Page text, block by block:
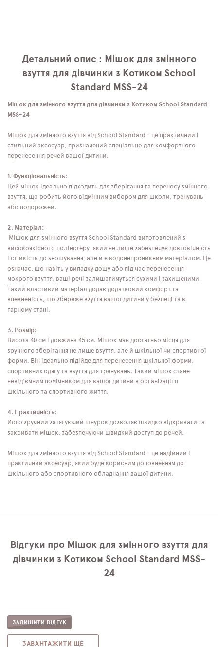
Детальний опис : Мішок для змінного
взуття для дівчинки з Котиком School
Standard MSS-24
Мішок для змінного взуття для дівчинки з Котиком School Standard
MSS-24
Мішок для змінного взуття від School Standard - це практичний і
стильний аксесуар, призначений спеціально для комфортного
перенесення речей вашої дитини.
1. Функціональність:
Цей мішок ідеально підходить для зберігання та переносу змінного
взуття, що робить його відмінним вибором для школи, тренувань
або подорожей.
2. Матеріал:
Мішок для змінного взуття School Standard виготовлений з
високоякісного поліестеру, який не лише забезпечує довговічність
і стійкість до зношування, але й є водонепроникним матеріалом. Це
означає, що навіть у випадку дощу або під час перенесення
мокрого взуття, ваші речі залишатимуться сухими і захищеними.
Такий властивий матеріал додає додатковий комфорт та
впевненість, що збереже взуття вашої дитини у безпеці та в
гарному стані.
3. Розмір:
Висота 40 см і довжина 45 см. Мішок має достатньо місця для
зручного зберігання не лише взуття, але й шкільної чи спортивної
форми. Він ідеально підійде для перенесення шкільної форми,
спортивних одягу та взуття для тренувань. Такий мішок стане
невід'ємним помічником для вашої дитини в організації її
шкільного та спортивного життя.
4. Практичність:
Його зручний затягуючий шнурок дозволяє швидко відкривати та
закривати мішок, забезпечуючи швидкий доступ до речей.
Мішок для змінного взуття від School Standard - це надійний і
практичний аксесуар, який буде корисним доповненням до
шкільного або спортивного обладнання вашої дитини.
Відгуки про Мішок для змінного взуття для
дівчинки з Котиком School Standard MSS-
24
ЗАЛИШИТИ ВІДГУК
ЗАВАНТАЖИТИ ЩЕ